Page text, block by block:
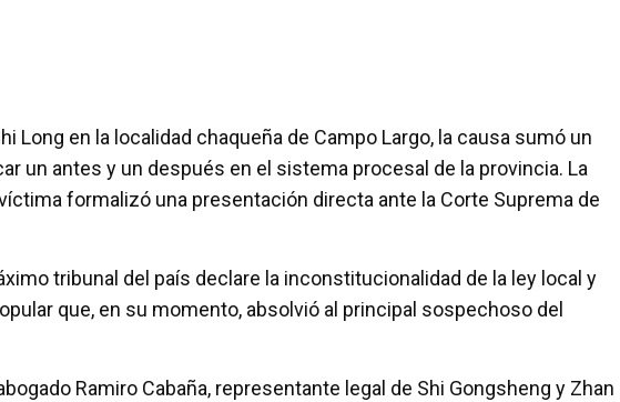
Long en la localidad chaqueña de Campo Largo, la causa sumó un
un antes y un después en el sistema procesal de la provincia. La
formalizó una presentación directa ante la Corte Suprema de
tribunal del país declare la inconstitucionalidad de la ley local y
que, en su momento, absolvió al principal sospechoso del
Ramiro Cabaña, representante legal de Shi Gongsheng y Zhan